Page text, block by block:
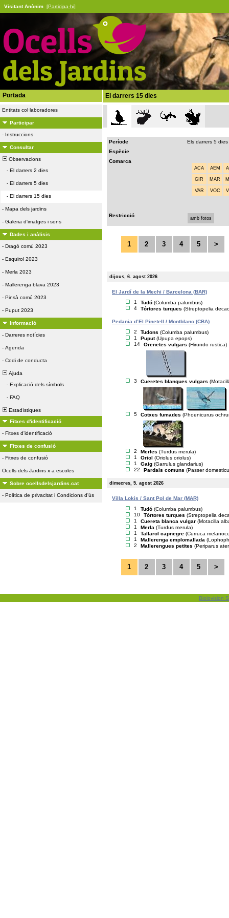
Visitant Anònim [Participa-hi]
Portada
Entitats col·laboradores
Participar
- Instruccions
Consultar
Observacions
- El darrers 2 dies
- El darrers 5 dies
- El darrers 15 dies
- Mapa dels jardins
- Galeria d'imatges i sons
Dades i anàlisis
- Dragó comú 2023
- Esquirol 2023
- Merla 2023
- Mallerenga blava 2023
- Pinsà comú 2023
- Puput 2023
Informació
- Darreres notícies
- Agenda
- Codi de conducta
Ajuda
- Explicació dels símbols
- FAQ
Estadístiques
Fitxes d'identificació
- Fitxes d'identificació
Fitxes de confusió
- Fitxes de confusió
Ocells dels Jardins x a escoles
Sobre ocellsdelsjardins.cat
- Política de privacitat i Condicions d'ús
El darrers 15 dies
Període
Els darrers 5 dies
Espècie
Comarca
ACA AEM
GIR MAR
VAR VOC
Restricció amb fotos
1 2 3 4 5 >
dijous, 6. agost 2026
El Jardí de la Mechi / Barcelona (BAR)
1
Tudó (Columba palumbus)
4
Tórtores turques (Streptopelia
Pedania d’El Pinetell / Montblanc (CBA)
2
Tudons (Columba palumbus)
1
Puput (Upupa epops)
14
Orenetes vulgars (Hirundo rustica)
3 Cueretes blanques vulgars
5 Cotxes fumades (Phoenicurus
2 Merles (Turdus merula)
1
Oriol (Oriolus oriolus)
1
Gaig (Garrulus glandarius)
22
Pardals comuns (Passer
dimecres, 5. agost 2026
Villa Lokis / Sant Pol de Mar (MAR)
1
Tudó (Columba palumbus)
10
Tórtores turques (Streptopelia
1
Cuereta blanca vulgar (Motacilla
1
Merla (Turdus merula)
1
Tallarol capnegre (Curruca
1
Mallerenga emplomallada
2
Mallerengues petites (Periparus
1 2 3 4 5 >
Biolovision